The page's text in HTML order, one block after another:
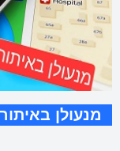
מנעולן